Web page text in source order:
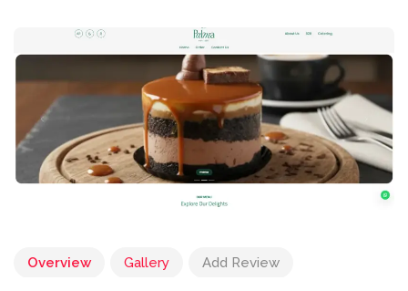
Overview Gallery Add Review